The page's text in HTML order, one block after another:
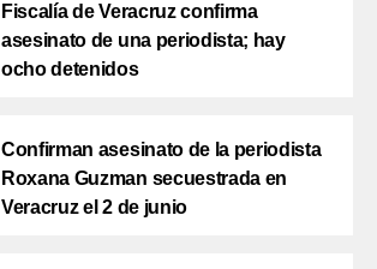
Fiscalía de Veracruz confirma
asesinato de una periodista; hay
ocho detenidos
Confirman asesinato de la periodista
Roxana Guzman secuestrada en
Veracruz el 2 de junio